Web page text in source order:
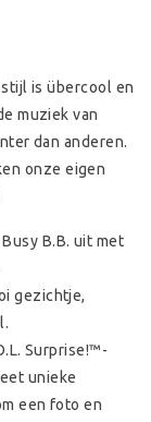
is übercool en
muziek van
dan anderen.
onze eigen
B.B. uit met
gezichtje,
Surprise!™-
unieke
een foto en